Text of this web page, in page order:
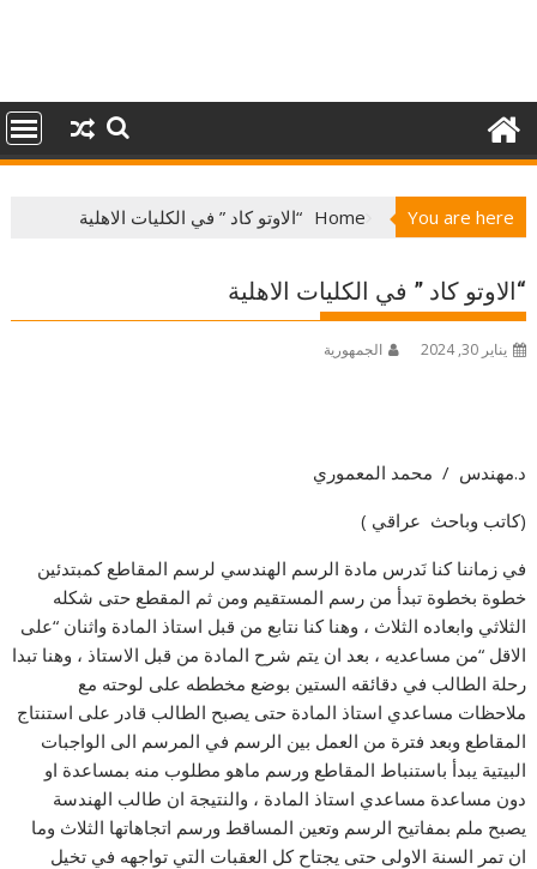
You are here
Home “الاوتو كاد ” في الكليات الاهلية
“الاوتو كاد ” في الكليات الاهلية
يناير 30, 2024 الجمهورية
د.مهندس / محمد المعموري
(كاتب وباحث عراقي )
في زماننا كنا نَدرس مادة الرسم الهندسي لرسم المقاطع كمبتدئين
خطوة بخطوة تبدأ من رسم المستقيم ومن ثم المقطع حتى شكله
الثلاثي وابعاده الثلاث ، وهنا كنا نتابع من قبل استاذ المادة واثنان “على
الاقل “من مساعديه ، بعد ان يتم شرح المادة من قبل الاستاذ ، وهنا تبدا
رحلة الطالب في دقائقه الستين بوضع مخططه على لوحته مع
ملاحظات مساعدي استاذ المادة حتى يصبح الطالب قادر على استنتاج
المقاطع وبعد فترة من العمل بين الرسم في المرسم الى الواجبات
البيتية يبدأ باستنباط المقاطع ورسم ماهو مطلوب منه بمساعدة او
دون مساعدة مساعدي استاذ المادة ، والنتيجة ان طالب الهندسة
يصبح ملم بمفاتيح الرسم وتعين المساقط ورسم اتجاهاتها الثلاث وما
ان تمر السنة الاولى حتى يجتاح كل العقبات التي تواجهه في تخيل